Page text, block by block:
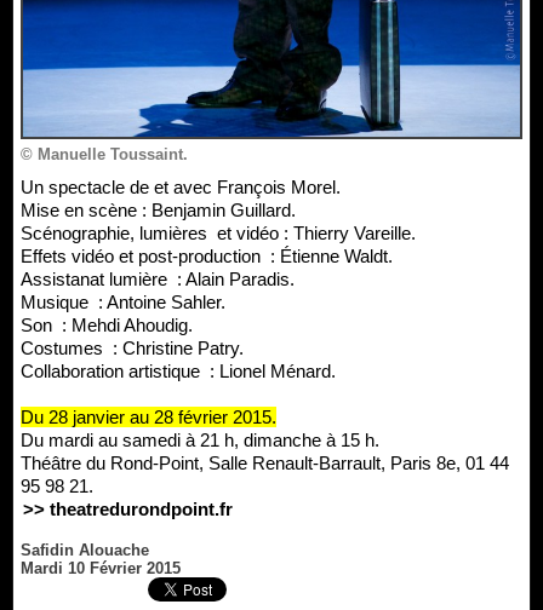
© Manuelle Toussaint.
Un spectacle de et avec François Morel.
Mise en scène : Benjamin Guillard.
Scénographie, lumières et vidéo : Thierry Vareille.
Effets vidéo et post-production : Étienne Waldt.
Assistanat lumière : Alain Paradis.
Musique : Antoine Sahler.
Son : Mehdi Ahoudig.
Costumes : Christine Patry.
Collaboration artistique : Lionel Ménard.
Du 28 janvier au 28 février 2015.
Du mardi au samedi à 21 h, dimanche à 15 h.
Théâtre du Rond-Point, Salle Renault-Barrault, Paris 8e, 01 44
95 98 21.
>> theatredurondpoint.fr
Safidin Alouache
Mardi 10 Février 2015